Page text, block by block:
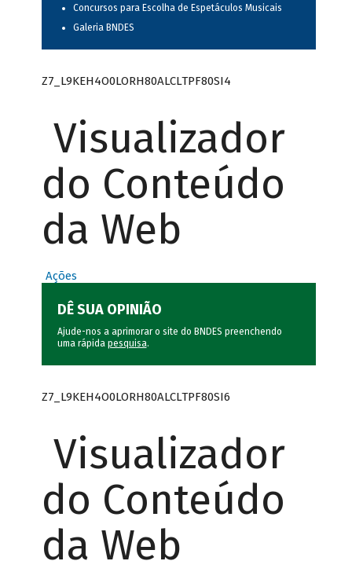
Concursos para Escolha de Espetáculos Musicais
Galeria BNDES
Z7_L9KEH4O0LORH80ALCLTPF80SI4
Visualizador
do Conteúdo
da Web
Ações
DÊ SUA OPINIÃO
Ajude-nos a aprimorar o site do BNDES preenchendo
uma rápida pesquisa.
Z7_L9KEH4O0LORH80ALCLTPF80SI6
Visualizador
do Conteúdo
da Web